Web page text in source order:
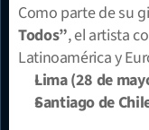
Como parte de su
Todos”, el artista
Latinoamérica y
Lima (28 de
Santiago de